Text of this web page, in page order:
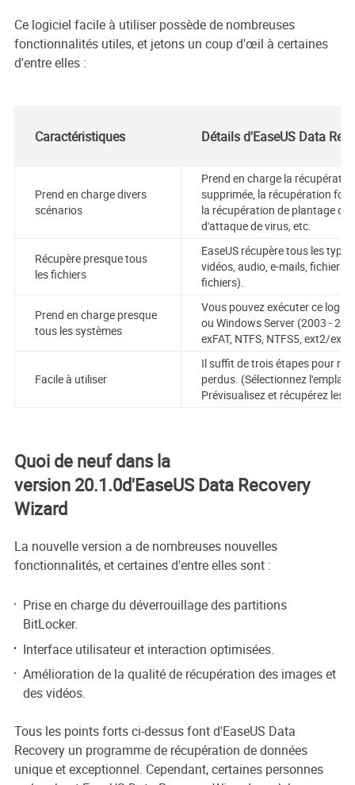
Ce logiciel facile à utiliser possède de nombreuses
fonctionnalités utiles, et jetons un coup d'œil à certaines
d'entre elles :
Caractéristiques Détails d'EaseUS Data
Prend en charge divers
scénarios
Prend en charge la
supprimée, la récupération
la récupération de plantage
d'attaque de virus, etc.
Récupère presque tous
les fichiers
EaseUS récupère tous les
vidéos, audio, e-mails, fichiers
fichiers).
Prend en charge presque
tous les systèmes
Vous pouvez exécuter ce
ou Windows Server (2003 -
exFAT, NTFS, NTFS5, ext2/
Facile à utiliser
Il suffit de trois étapes pour
perdus. (Sélectionnez
Prévisualisez et récupérez les
Quoi de neuf dans la
version 20.1.0d'EaseUS Data Recovery
Wizard
La nouvelle version a de nombreuses nouvelles
fonctionnalités, et certaines d'entre elles sont :
Prise en charge du déverrouillage des partitions
BitLocker.
Interface utilisateur et interaction optimisées.
Amélioration de la qualité de récupération des images et
des vidéos.
Tous les points forts ci-dessus font d'EaseUS Data
Recovery un programme de récupération de données
unique et exceptionnel. Cependant, certaines personnes